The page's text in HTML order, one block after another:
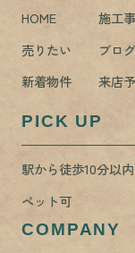
HOME 施工
売りたい
ブログ
新着物件
来店
PICK UP
駅から徒歩10分以内
ペット可
COMPANY